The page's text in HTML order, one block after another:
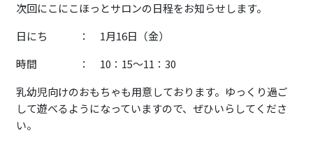
次回にこにこほっとサロンの日程をお知らせします。
日にち ： 1月16日（金）
時間 ： 10：15～11：30
乳幼児向けのおもちゃも用意しております。ゆっくり過ご
して遊べるようになっていますので、ぜひいらしてくださ
い。